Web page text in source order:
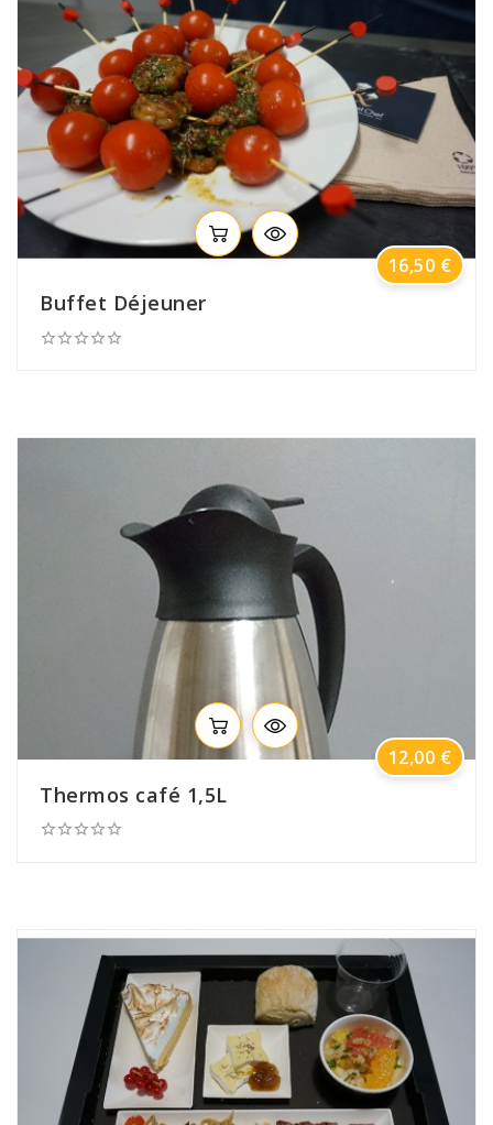
Buffet Déjeuner

Prix
16,50 €
Thermos café 1,5L

Prix
12,00 €